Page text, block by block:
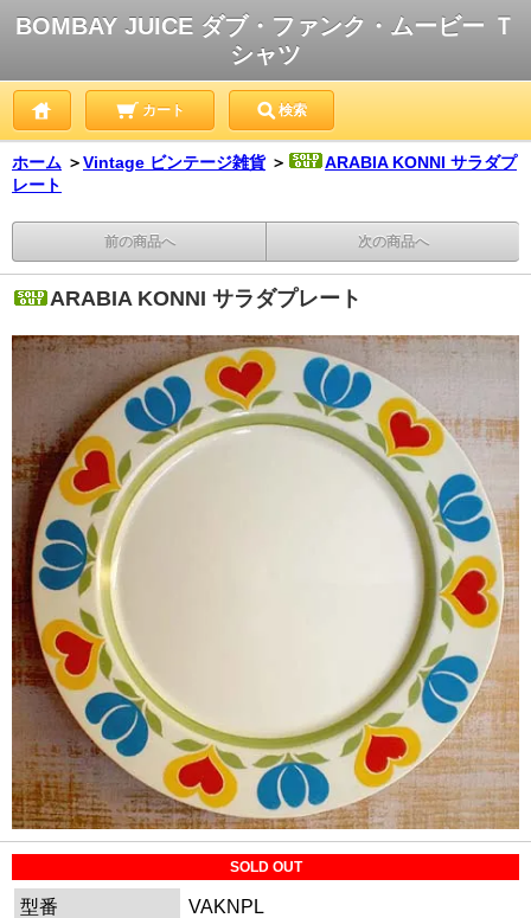
BOMBAY JUICE ダブ・ファンク・ムービー Ｔ
シャツ
カート 検索
ホーム ＞Vintage ビンテージ雑貨 ＞
ARABIA KONNI サラダプ
レート
前の商品へ 次の商品へ
ARABIA KONNI サラダプレート
SOLD OUT
型番
VAKNPL